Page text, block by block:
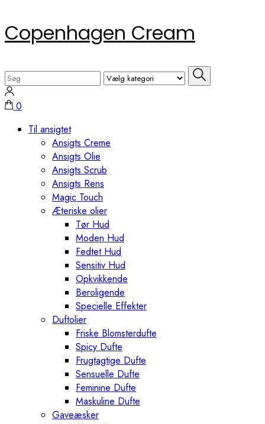
Skip
to
Enter)
Copenhagen Cream
Search
for:
0
Til ansigtet
Ansigts Creme
Ansigts Olie
Ansigts Scrub
Ansigts Rens
Magic Touch
Æteriske olier
Tør Hud
Moden Hud
Fedtet Hud
Sensitiv Hud
Opkvikkende
Beroligende
Specielle Effekter
Duftolier
Friske Blomsterdufte
Spicy Dufte
Frugtagtige Dufte
Sensuelle Dufte
Feminine Dufte
Maskuline Dufte
Gaveæsker